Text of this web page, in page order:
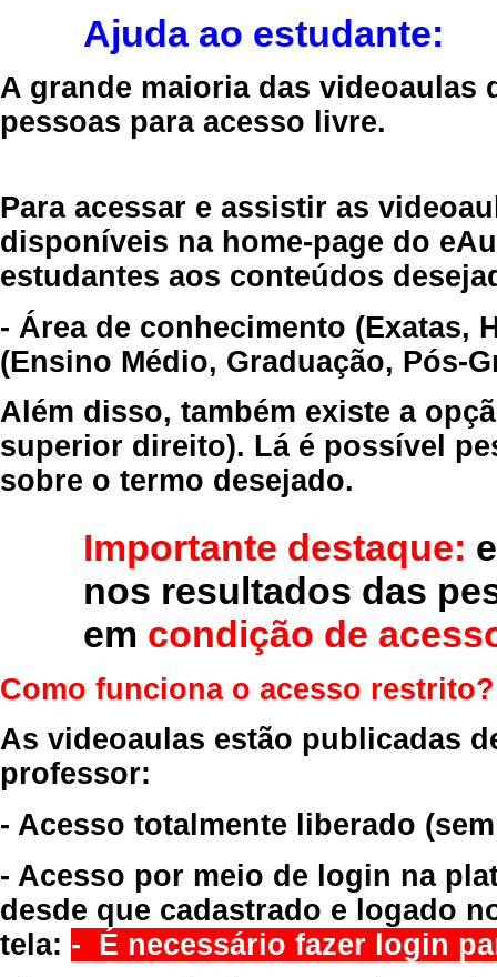
Ajuda ao estudante:
A grande maioria das videoaulas
pessoas para acesso livre.
Para acessar e assistir as
disponíveis na home-page do
estudantes aos conteúdos
- Área de conhecimento (Exatas,
(Ensino Médio, Graduação, Pós-
Além disso, também existe a
superior direito). Lá é possível
sobre o termo desejado.
Importante destaque:
nos resultados das
em condição de
Como funciona o acesso restrito?
As videoaulas estão publicadas
professor:
- Acesso totalmente liberado
- Acesso por meio de login na
desde que cadastrado e logado
tela: - É necessário fazer login